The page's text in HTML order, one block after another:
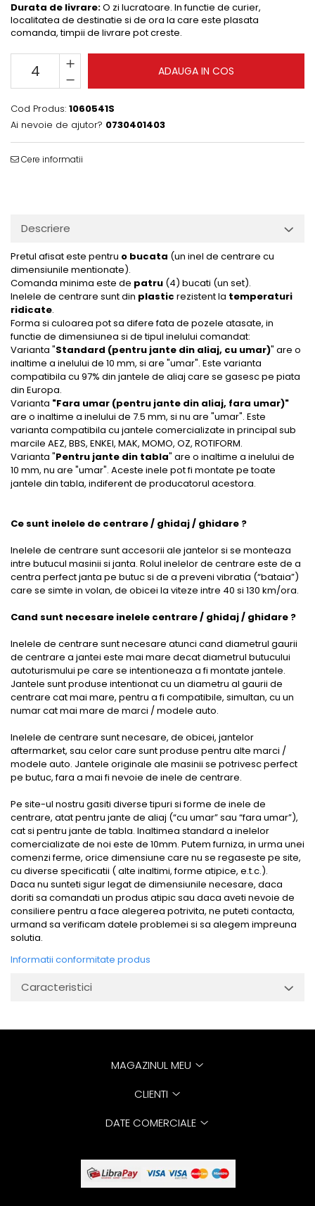
Durata de livrare:O zi lucratoare. In functie de curier,
localitatea de destinatie si de ora la care este plasata
comanda, timpii de livrare pot creste.
ADAUGA IN COS
Cod Produs: 1060541S
Ai nevoie de ajutor? 0730401403
Cere informatii
Descriere
Pretul afisat este pentru o bucata (un inel de centrare cu
dimensiunile mentionate).
Comanda minima este de patru (4) bucati (un set).
Inelele de centrare sunt din plastic rezistent la temperaturi
ridicate.
Forma si culoarea pot sa difere fata de pozele atasate, in
functie de dimensiunea si de tipul inelului comandat:
Varianta "Standard (pentru jante din aliaj, cu umar)" are o
inaltime a inelului de 10 mm, si are "umar". Este varianta
compatibila cu 97% din jantele de aliaj care se gasesc pe piata
din Europa.
Varianta "Fara umar (pentru jante din aliaj, fara umar)"
are o inaltime a inelului de 7.5 mm, si nu are "umar". Este
varianta compatibila cu jantele comercializate in principal sub
marcile AEZ, BBS, ENKEI, MAK, MOMO, OZ, ROTIFORM.
Varianta "Pentru jante din tabla" are o inaltime a inelului de
10 mm, nu are "umar". Aceste inele pot fi montate pe toate
jantele din tabla, indiferent de producatorul acestora.
Ce sunt inelele de centrare / ghidaj / ghidare ?
Inelele de centrare sunt accesorii ale jantelor si se monteaza
intre butucul masinii si janta. Rolul inelelor de centrare este de a
centra perfect janta pe butuc si de a preveni vibratia (“bataia”)
care se simte in volan, de obicei la viteze intre 40 si 130 km/ora.
Cand sunt necesare inelele centrare / ghidaj / ghidare ?
Inelele de centrare sunt necesare atunci cand diametrul gaurii
de centrare a jantei este mai mare decat diametrul butucului
autoturismului pe care se intentioneaza a fi montate jantele.
Jantele sunt produse intentionat cu un diametru al gaurii de
centrare cat mai mare, pentru a fi compatibile, simultan, cu un
numar cat mai mare de marci / modele auto.
Inelele de centrare sunt necesare, de obicei, jantelor
aftermarket, sau celor care sunt produse pentru alte marci /
modele auto. Jantele originale ale masinii se potrivesc perfect
pe butuc, fara a mai fi nevoie de inele de centrare.
Pe site-ul nostru gasiti diverse tipuri si forme de inele de
centrare, atat pentru jante de aliaj (“cu umar” sau “fara umar”),
cat si pentru jante de tabla. Inaltimea standard a inelelor
comercializate de noi este de 10mm. Putem furniza, in urma unei
comenzi ferme, orice dimensiune care nu se regaseste pe site,
cu diverse specificatii ( alte inaltimi, forme atipice, e.t.c.).
Daca nu sunteti sigur legat de dimensiunile necesare, daca
doriti sa comandati un produs atipic sau daca aveti nevoie de
consiliere pentru a face alegerea potrivita, ne puteti contacta,
urmand sa verificam datele problemei si sa alegem impreuna
solutia.
Informatii conformitate produs
Caracteristici
MAGAZINUL MEU
CLIENTI
DATE COMERCIALE